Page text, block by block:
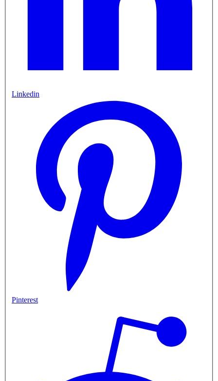
Linkedin
Pinterest